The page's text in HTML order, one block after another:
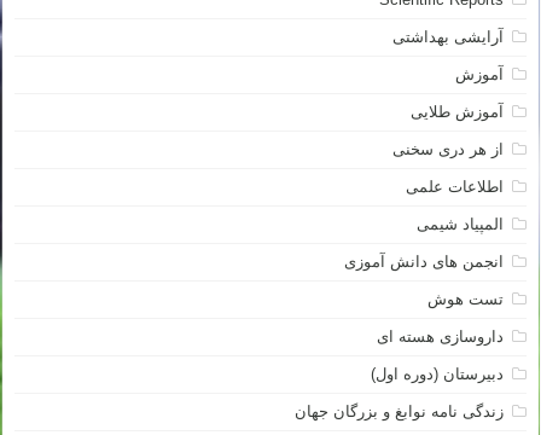
آرایشی بهداشتی
آموزش
آموزش طلایی
از هر دری سخنی
اطلاعات علمی
المپیاد شیمی
انجمن های دانش آموزی
تست هوش
داروسازی هسته ای
دبیرستان (دوره اول)
زندگی نامه نوابغ و بزرگان جهان